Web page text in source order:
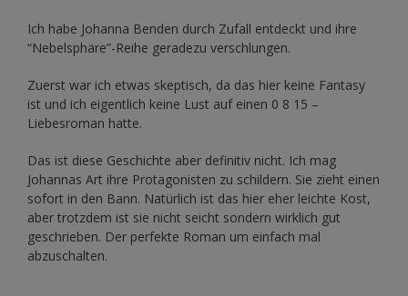
Ich habe Johanna Benden durch Zufall entdeckt und ihre
“Nebelsphäre”-Reihe geradezu verschlungen.
Zuerst war ich etwas skeptisch, da das hier keine Fantasy
ist und ich eigentlich keine Lust auf einen 0 8 15 –
Liebesroman hatte.
Das ist diese Geschichte aber definitiv nicht. Ich mag
Johannas Art ihre Protagonisten zu schildern. Sie zieht einen
sofort in den Bann. Natürlich ist das hier eher leichte Kost,
aber trotzdem ist sie nicht seicht sondern wirklich gut
geschrieben. Der perfekte Roman um einfach mal
abzuschalten.